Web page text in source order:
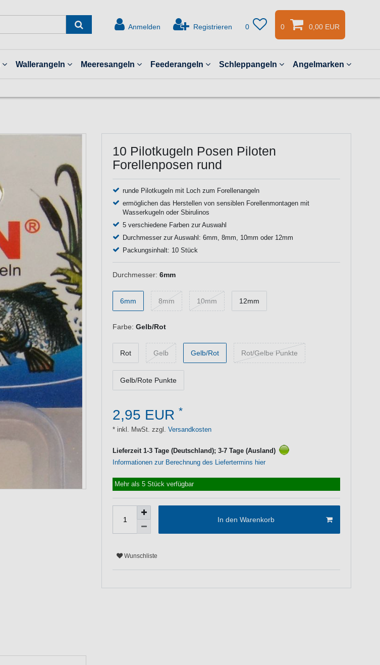
Anmelden Registrieren 0 0 0,00 EUR
Wallerangeln Meeresangeln Feederangeln Schleppangeln Angelmarken
10 Pilotkugeln Posen Piloten
Forellenposen rund
runde Pilotkugeln mit Loch zum Forellenangeln
ermöglichen das Herstellen von sensiblen Forellenmontagen mit
Wasserkugeln oder Sbirulinos
5 verschiedene Farben zur Auswahl
Durchmesser zur Auswahl: 6mm, 8mm, 10mm oder 12mm
Packungsinhalt: 10 Stück
Durchmesser: 6mm
6mm 8mm 10mm 12mm
Farbe: Gelb/Rot
Rot Gelb Gelb/Rot Rot/Gelbe Punkte
Gelb/Rote Punkte
2,95 EUR *
* inkl. MwSt. zzgl. Versandkosten
Lieferzeit 1-3 Tage (Deutschland); 3-7 Tage (Ausland)
Informationen zur Berechnung des Liefertermins hier
Mehr als 5 Stück verfügbar
In den Warenkorb
Wunschliste